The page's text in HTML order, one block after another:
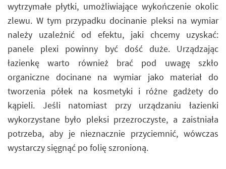
wytrzymałe płytki, umożliwiające wykończenie okolic
zlewu. W tym przypadku docinanie pleksi na wymiar
należy uzależnić od efektu, jaki chcemy uzyskać:
panele plexi powinny być dość duże. Urządzając
łazienkę warto również brać pod uwagę szkło
organiczne docinane na wymiar jako materiał do
tworzenia półek na kosmetyki i różne gadżety do
kąpieli. Jeśli natomiast przy urządzaniu łazienki
wykorzystane było pleksi przezroczyste, a zaistniała
potrzeba, aby je nieznacznie przyciemnić, wówczas
wystarczy sięgnąć po folię szronioną.